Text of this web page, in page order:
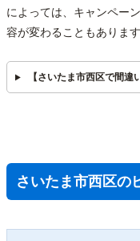
によっては、キャンペー
容が変わることもありま
【さいたま市西区で間違
さいたま市西区の